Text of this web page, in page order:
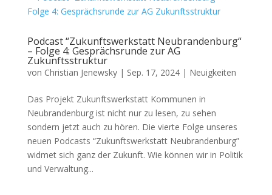
Podcast “Zukunftswerkstatt Neubrandenburg“
– Folge 4: Gesprächsrunde zur AG
Zukunftsstruktur
von Christian Jenewsky| Sep. 17, 2024| Neuigkeiten
Das Projekt Zukunftswerkstatt Kommunen in
Neubrandenburg ist nicht nur zu lesen, zu sehen
sondern jetzt auch zu hören. Die vierte Folge unseres
neuen Podcasts “Zukunftswerkstatt Neubrandenburg”
widmet sich ganz der Zukunft. Wie können wir in Politik
und Verwaltung...